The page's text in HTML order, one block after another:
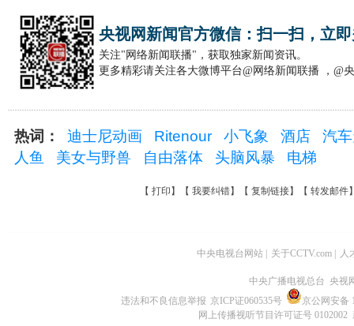
央视网新闻官方微信：扫一扫，立
关注"网络新闻联播"，获取独家新闻资讯。
更多精彩请关注各大微博平台@网络新闻联播 ，@
热词： 迪士尼动画 Ritenour 小飞象 酒店
汽
人鱼
美女与野兽 自由落体 头脑风暴 电梯
【 打印 】【 我要纠错】【 复制链接】【 转发邮件
中央电视台网站 关于CCTV.com 人
中央广播电视总台 央视
违法和不良信息举报 京ICP证060535号
京公网安备
网上传播视听节目许可证号 0102002